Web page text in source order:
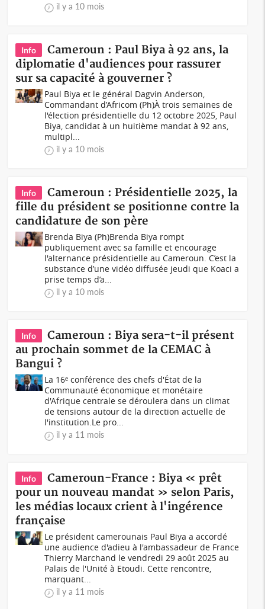
il y a 10 mois
Info
Cameroun : Paul Biya à 92 ans, la
diplomatie d'audiences pour rassurer
sur sa capacité à gouverner ?
Paul Biya et le général Dagvin Anderson,
Commandant d’Africom (Ph)À trois semaines de
l'élection présidentielle du 12 octobre 2025, Paul
Biya, candidat à un huitième mandat à 92 ans,
multipl...
il y a 10 mois
Info
Cameroun : Présidentielle 2025, la
fille du président se positionne contre la
candidature de son père
Brenda Biya (Ph)Brenda Biya rompt
publiquement avec sa famille et encourage
l'alternance présidentielle au Cameroun. C’est la
substance d’une vidéo diffusée jeudi que Koaci a
prise temps d’a...
il y a 10 mois
Info
Cameroun : Biya sera-t-il présent
au prochain sommet de la CEMAC à
Bangui ?
La 16ᵉ conférence des chefs d'État de la
Communauté économique et monétaire
d'Afrique centrale se déroulera dans un climat
de tensions autour de la direction actuelle de
l'institution.Le pro...
il y a 11 mois
Info
Cameroun-France : Biya « prêt
pour un nouveau mandat » selon Paris,
les médias locaux crient à l'ingérence
française
Le président camerounais Paul Biya a accordé
une audience d'adieu à l'ambassadeur de France
Thierry Marchand le vendredi 29 août 2025 au
Palais de l'Unité à Etoudi. Cette rencontre,
marquant...
il y a 11 mois